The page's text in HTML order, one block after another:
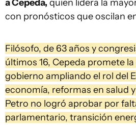
a Cepeda, quien lidera la
con pronósticos que oscilan
Filósofo, de 63 años y
últimos 16, Cepeda promete
gobierno ampliando el rol del
economía, reformas en salud
Petro no logró aprobar por
parlamentario, transición